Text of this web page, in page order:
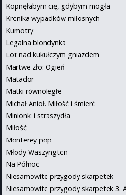
Kopnęłabym cię, gdybym mogła
Kronika wypadków miłosnych
Kumotry
Legalna blondynka
Lot nad kukułczym gniazdem
Martwe zło: Ogień
Matador
Matki równoległe
Michał Anioł. Miłość i śmierć
Minionki i straszydła
Miłość
Monterey pop
Młody Waszyngton
Na Północ
Niesamowite przygody skarpetek
Niesamowite przygody skarpetek 3.